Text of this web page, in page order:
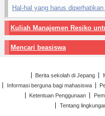
Hal-hal yang harus
Kuliah Manajemen Resiko
Mencari beasiswa
Berita sekolah di Jepang
Informasi berguna bagi mahasiswa
Ketentuan Penggunaan
Tentang